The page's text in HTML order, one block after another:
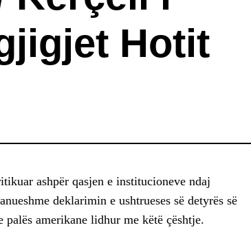
Hotit
ashpër qasjen e institucioneve ndaj
deklarimin e ushtrueses së detyrës së
palës amerikane lidhur me këtë çështje.